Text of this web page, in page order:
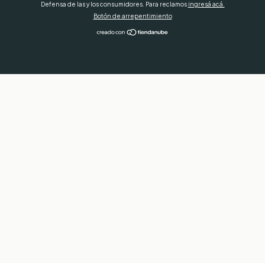
Defensa de las y los consumidores. Para reclamos ingresá acá.
Botón de arrepentimiento